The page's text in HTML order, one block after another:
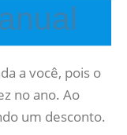
a você, pois o
no ano. Ao
um desconto.